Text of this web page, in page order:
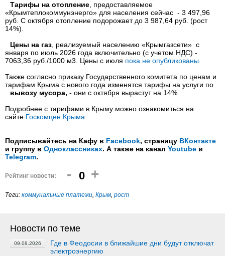
Тарифы на отопление , предоставляемое
«Крымтеплокоммунэнерго» для населения сейчас - 3 497,96
руб. С октября отопление подорожает до 3 987,64 руб. (рост
14%).
Цены на газ , реализуемый населению «Крымгазсети» с
января по июль 2026 года включительно (с учетом НДС) -
7063,36 руб./1000 м3. Цены с июля пока не опубликованы.
Также согласно приказу Государственного комитета по ценам и
тарифам Крыма с нового года изменятся тарифы на услуги по
вывозу мусора, - они с октября вырастут на 14%
Подробнее с тарифами в Крыму можно ознакомиться на
сайте Госкомцен Крыма.
Подписывайтесь на Кафу в Facebook, страницу ВКонтакте
и группу в Одноклассниках. А также на канал Youtube и
Telegram.
Рейтинг новости: - 0 +
Теги: коммунальные платежи, Крым, рост
Новости по теме
09.08.2026
Где в Феодосии в ближайшие дни будут отключат
электроэнергию